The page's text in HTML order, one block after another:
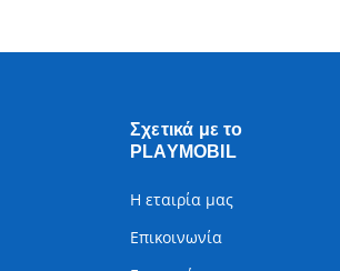
Σχετικά με το
PLAYMOBIL
Η εταιρία μας
Επικοινωνία